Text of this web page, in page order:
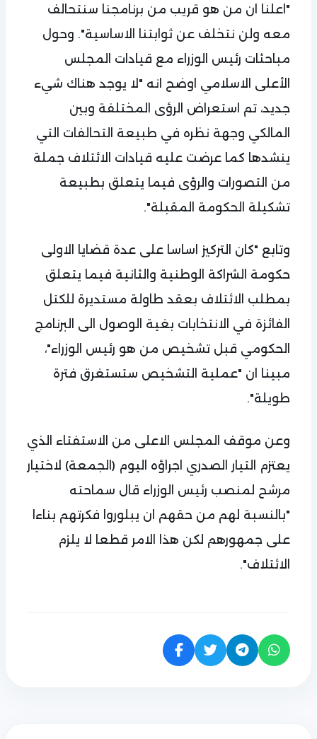
"اعلنا ان من هو قريب من برنامجنا سنتحالف
معه ولن نتخلف عن ثوابتنا الاساسية". وحول
مباحثات رئيس الوزراء مع قيادات المجلس
الأعلى الاسلامي اوضح انه "لا يوجد هناك شيء
جديد، تم استعراض الرؤى المختلفة وبين
المالكي وجهة نظره في طبيعة التحالفات التي
ينشدها كما عرضت عليه قيادات الائتلاف جملة
من التصورات والرؤى فيما يتعلق بطبيعة
تشكيلة الحكومة المقبلة".
وتابع "كان التركيز اساسا على عدة قضايا الاولى
حكومة الشراكة الوطنية والثانية فيما يتعلق
بمطلب الائتلاف بعقد طاولة مستديرة للكتل
الفائزة في الانتخابات بغية الوصول الى البرنامج
الحكومي قبل تشخيص من هو رئيس الوزراء"،
مبينا ان "عملية التشخيص ستستغرق فترة
طويلة".
وعن موقف المجلس الاعلى من الاستفتاء الذي
يعتزم التيار الصدري اجراؤه اليوم (الجمعة) لاختيار
مرشح لمنصب رئيس الوزراء قال سماحته
"بالنسبة لهم من حقهم ان يبلوروا فكرتهم بناءا
على جمهورهم لكن هذا الامر قطعا لا يلزم
الائتلاف".